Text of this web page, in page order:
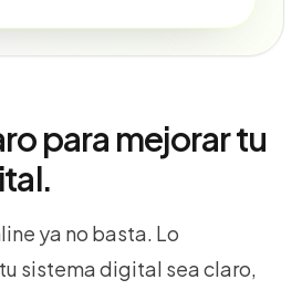
para mejorar tu
ya no basta. Lo
sistema digital sea claro,